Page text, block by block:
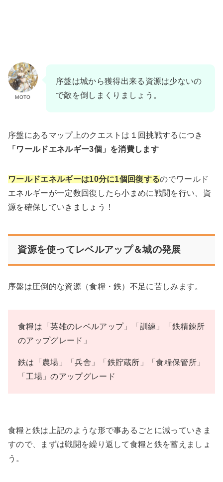
MOTO
序盤は城から獲得出来る資源は少ないの
で敵を倒しまくりましょう。
序盤にあるマップ上のクエストは１回挑戦するにつき
「ワールドエネルギー3個」を消費します
ワールドエネルギーは10分に1個回復するのでワールド
エネルギーが一定数回復したら小まめに戦闘を行い、資
源を確保していきましょう！
資源を使ってレベルアップ＆城の発展
序盤は圧倒的な資源（食糧・鉄）不足に苦しみます。
食糧は「英雄のレベルアップ」「訓練」「鉄精錬所
のアップグレード」
鉄は「農場」「兵舎」「鉄貯蔵所」「食糧保管所」
「工場」のアップグレード
食糧と鉄は上記のような形で事あるごとに減っていきま
すので、まずは戦闘を繰り返して食糧と鉄を蓄えましょ
う。